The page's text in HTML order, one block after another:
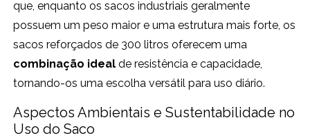
que, enquanto os sacos industriais geralmente
possuem um peso maior e uma estrutura mais forte, os
sacos reforçados de 300 litros oferecem uma
combinação ideal de resistência e capacidade,
tornando-os uma escolha versátil para uso diário.
Aspectos Ambientais e Sustentabilidade no
Uso do Saco